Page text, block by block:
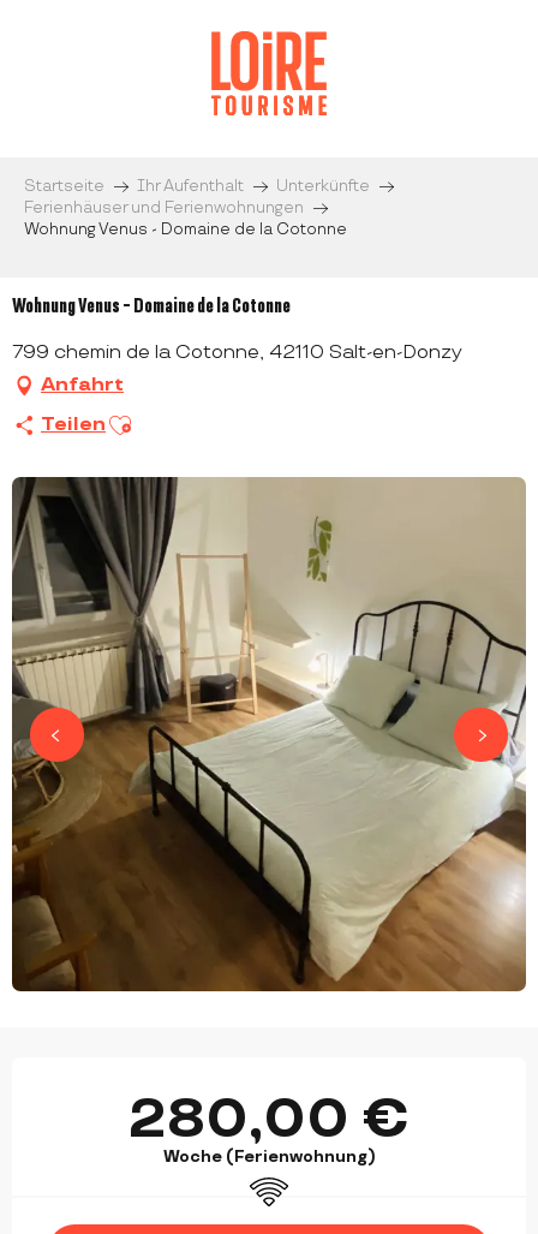
Startseite Ihr Aufenthalt
Unterkünfte
Ferienhäuser und Ferienwohnungen
Wohnung Venus - Domaine de la Cotonne
Wohnung Venus - Domaine de la Cotonne
799 chemin de la Cotonne, 42110 Salt-en-Donzy
Anfahrt
Teilen Ajouter aux favoris
280,00 €
Woche (Ferienwohnung)
Wi-Fi